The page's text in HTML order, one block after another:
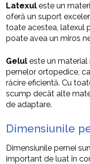
Latexul este un
oferă un suport
toate acestea, latexul
poate avea un miros
Gelul este un
pernelor ortopedice,
răcire eficientă. Cu
scump decât alte
de adaptare.
Dimensiunile
Dimensiunile pernei
important de luat în